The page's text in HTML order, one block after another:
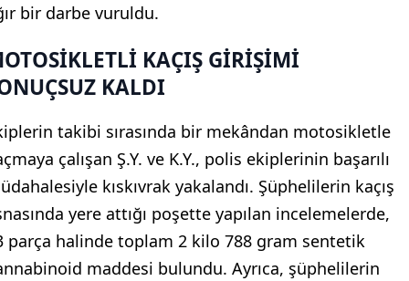
bir darbe vuruldu.
KAÇIŞ GİRİŞİMİ
KALDI
takibi sırasında bir mekândan motosikletle
çalışan Ş.Y. ve K.Y., polis ekiplerinin başarılı
kıskıvrak yakalandı. Şüphelilerin kaçış
yere attığı poşette yapılan incelemelerde,
parça halinde toplam 2 kilo 788 gram sentetik
maddesi bulundu. Ayrıca, şüphelilerin